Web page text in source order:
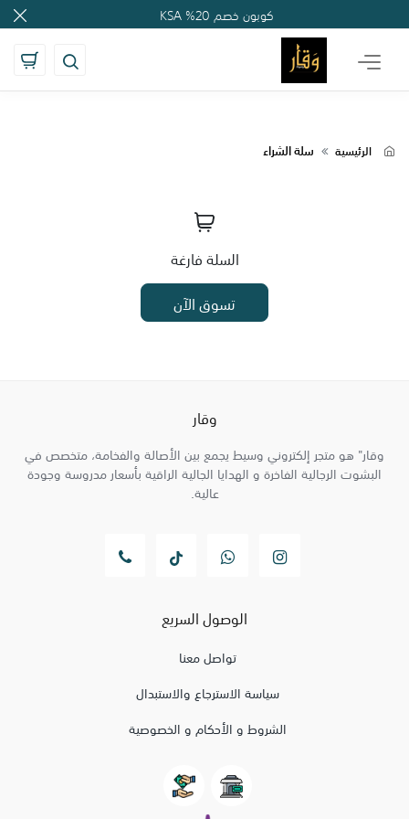
'); كوبون خصم 20% KSA
الرئيسية سلة الشراء
السلة فارغة
تسوق الآن
وقار
وقار" هو متجر إلكتروني وسيط يجمع بين الأصالة والفخامة، متخصص في
البشوت الرجالية الفاخرة و الهدايا الجالية الراقية بأسعار مدروسة وجودة
عالية.
الوصول السريع
تواصل معنا
سياسة الاسترجاع والاستبدال
الشروط و الأحكام و الخصوصية